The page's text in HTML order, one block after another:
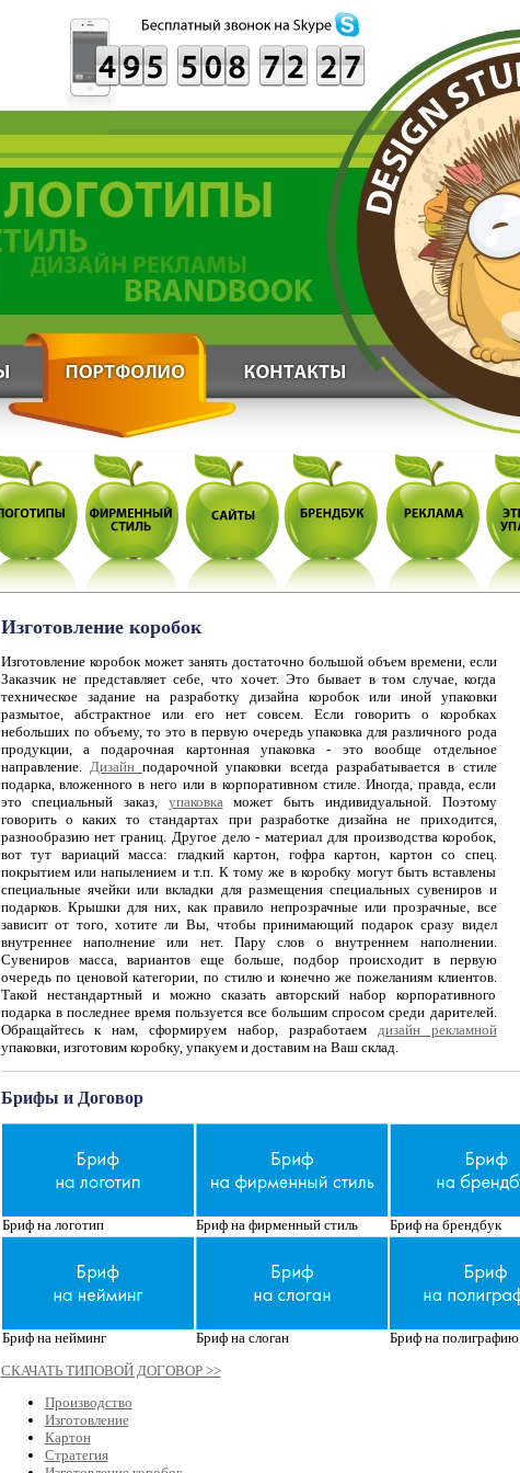
Изготовление коробок
Изготовление коробок может занять достаточно большой объем времени, если
Заказчик не представляет себе, что хочет. Это бывает в том случае, когда
техническое задание на разработку дизайна коробок или иной упаковки
размытое, абстрактное или его нет совсем. Если говорить о коробках
небольших по объему, то это в первую очередь упаковка для различного рода
продукции, а подарочная картонная упаковка - это вообще отдельное
направление. Дизайнподарочной упаковки всегда разрабатывается в стиле
подарка, вложенного в него или в корпоративном стиле. Иногда, правда, если
это специальный заказ, упаковкаможет быть индивидуальной. Поэтому
говорить о каких то стандартах при разработке дизайна не приходится,
разнообразию нет границ. Другое дело - материал для производства коробок,
вот тут вариаций масса: гладкий картон, гофра картон, картон со спец.
покрытием или напылением и т.п. К тому же в коробку могут быть вставлены
специальные ячейки или вкладки для размещения специальных сувениров и
подарков. Крышки для них, как правило непрозрачные или прозрачные, все
зависит от того, хотите ли Вы, чтобы принимающий подарок сразу видел
внутреннее наполнение или нет. Пару слов о внутреннем наполнении.
Сувениров масса, вариантов еще больше, подбор происходит в первую
очередь по ценовой категории, по стилю и конечно же пожеланиям клиентов.
Такой нестандартный и можно сказать авторский набор корпоративного
подарка в последнее время пользуется все большим спросом среди дарителей.
Обращайтесь к нам, сформируем набор, разработаем дизайн рекламной
упаковки, изготовим коробку, упакуем и доставим на Ваш склад.
Брифы и Договор
Бриф на логотип Бриф на фирменный стиль Бриф на брендбук
Бриф на нейминг Бриф на слоган Бриф на полиграфию
СКАЧАТЬ ТИПОВОЙ ДОГОВОР >>
Производство
Изготовление
Картон
Стратегия